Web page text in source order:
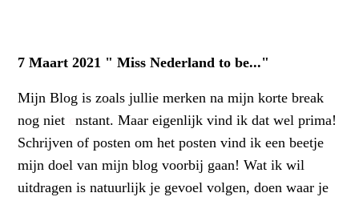
7 Maart 2021 " Miss Nederland to be..."
Mijn Blog is zoals jullie merken na mijn korte break
nog niet
cnstant. Maar eigenlijk vind ik dat wel prima!
Schrijven of posten om het posten vind ik een beetje
mijn doel van mijn blog voorbij gaan! Wat ik wil
uitdragen is natuurlijk je gevoel volgen, doen waar je